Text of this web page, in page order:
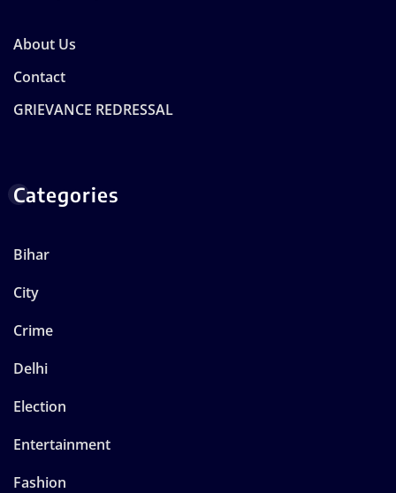
About Us
Contact
GRIEVANCE REDRESSAL
Categories
Bihar
City
Crime
Delhi
Election
Entertainment
Fashion